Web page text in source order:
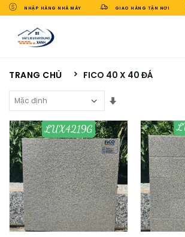
NHẬP HÀNG NHÀ MÁY GIAO HÀNG TẬN NƠI
TRANG CHỦ FICO 40 X 40 ĐÁ
Sắp Xếp Theo